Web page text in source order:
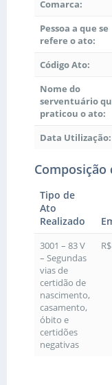
Comarca:
Pessoa a que se
refere o ato:
Código Ato:
Nome do
serventuário
praticou o ato:
Data Utilização:
Composição
Tipo de
Ato
Realizado
3001 – 83 V
– Segundas
vias de
certidão de
nascimento,
casamento,
óbito e
certidões
negativas